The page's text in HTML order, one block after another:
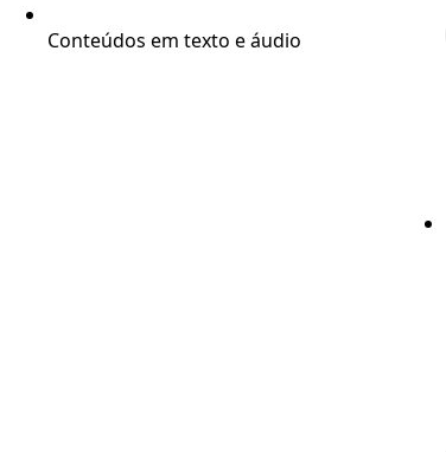
Conteúdos em texto e áudio